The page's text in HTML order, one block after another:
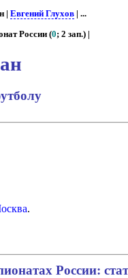
| Евгений Глухов| ...
России (0; 2 зап.) |
.
России: